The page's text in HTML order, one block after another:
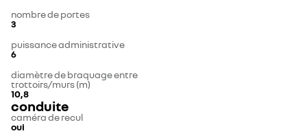
nombre de portes
3
puissance administrative
6
diamètre de braquage entre
trottoirs/murs (m)
10,8
conduite
caméra de recul
oui